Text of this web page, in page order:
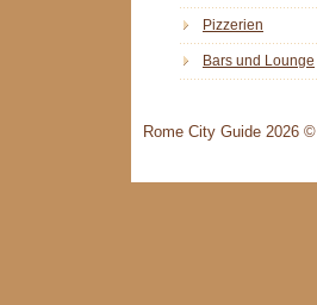
Pizzerien
Bars und Lounge
Rome City Guide 2026 ©